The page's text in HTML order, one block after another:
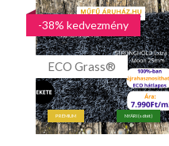
12.990 FT.
ECO Grass®
PRÉMIUM NYÁRI (sötét)
-38% kedvezmény